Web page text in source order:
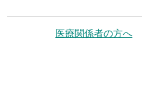
医療関係者の方へ